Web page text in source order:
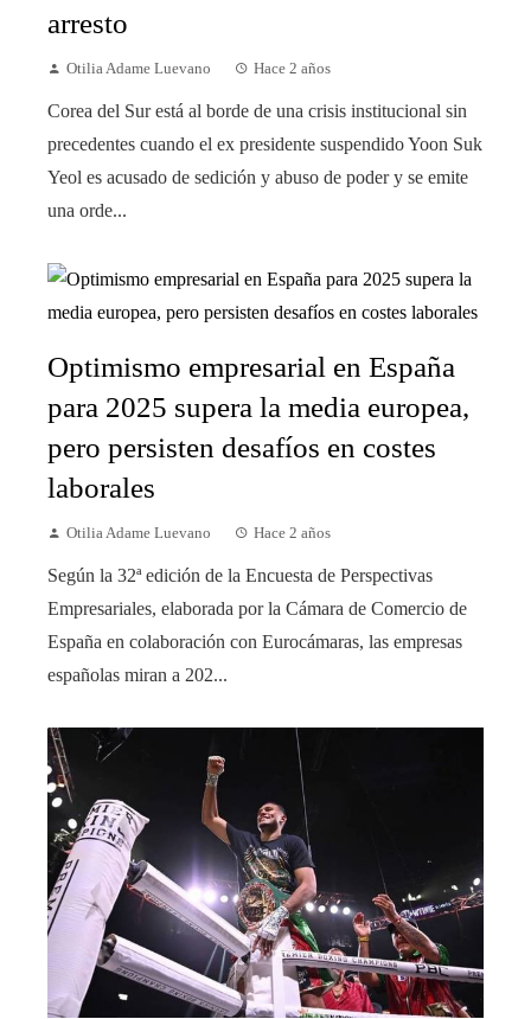
arresto
Otilia Adame Luevano Hace 2 años
Corea del Sur está al borde de una crisis institucional sin
precedentes cuando el ex presidente suspendido Yoon Suk
Yeol es acusado de sedición y abuso de poder y se emite
una orde...
Optimismo empresarial en España
para 2025 supera la media europea,
pero persisten desafíos en costes
laborales
Otilia Adame Luevano Hace 2 años
Según la 32ª edición de la Encuesta de Perspectivas
Empresariales, elaborada por la Cámara de Comercio de
España en colaboración con Eurocámaras, las empresas
españolas miran a 202...